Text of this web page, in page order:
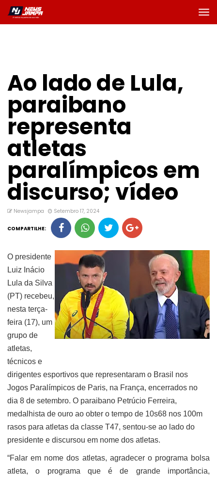
Ao lado de Lula,
paraibano
representa
atletas
paralímpicos em
discurso; vídeo
Newsjampa Setembro 17, 2024
COMPARTILHE:
O presidente
Luiz Inácio
Lula da Silva
(PT) recebeu,
nesta terça-
feira (17), um
grupo de
atletas,
técnicos e
dirigentes esportivos que representaram o Brasil nos
Jogos Paralímpicos de Paris, na França, encerrados no
dia 8 de setembro. O paraibano Petrúcio Ferreira,
medalhista de ouro ao obter o tempo de 10s68 nos 100m
rasos para atletas da classe T47, sentou-se ao lado do
presidente e discursou em nome dos atletas.
“Falar em nome dos atletas, agradecer o programa bolsa
atleta, o programa que é de grande importância,